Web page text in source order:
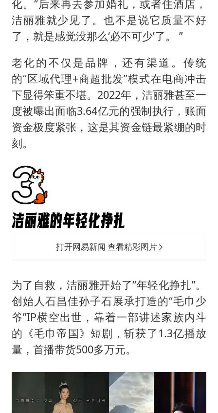
化。“后来再去参加婚礼，或者住酒店，
洁丽雅就少见了。也不是说它质量不好
了，就是感觉没那么‘必不可少’了。 ”
老化的不仅是品牌，还有渠道。传统
的“区域代理+商超批发”模式在电商冲击
下显得笨重不堪。2022年，洁丽雅甚至一
度被曝出面临3.64亿元的强制执行，账面
资金极度紧张，这是其资金链最紧绷的时
刻。
打开网易新闻 查看精彩图片
为了自救，洁丽雅开始了“年轻化挣扎”。
创始人石昌佳孙子石展承打造的“毛巾少
爷”IP横空出世，靠着一部讲述家族内斗
的《毛巾帝国》短剧，斩获了1.3亿播放
量，首播带货500多万元。